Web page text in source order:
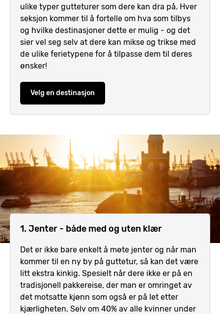
ulike typer gutteturer som dere kan dra på. Hver
seksjon kommer til å fortelle om hva som tilbys
og hvilke destinasjoner dette er mulig - og det
sier vel seg selv at dere kan mikse og trikse med
de ulike ferietypene for å tilpasse dem til deres
ønsker!
Velg en destinasjon
1. Jenter - både med og uten klær
Det er ikke bare enkelt å møte jenter og når man
kommer til en ny by på guttetur, så kan det være
litt ekstra kinkig. Spesielt når dere ikke er på en
tradisjonell pakkereise, der man er omringet av
det motsatte kjønn som også er på let etter
kjærligheten. Selv om 40% av alle kvinner under